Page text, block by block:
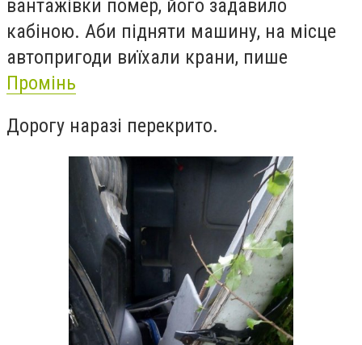
вантажівки помер, його задавило
кабіною. Аби підняти машину, на місце
автопригоди виїхали крани, пише
Промінь
Дорогу наразі перекрито.